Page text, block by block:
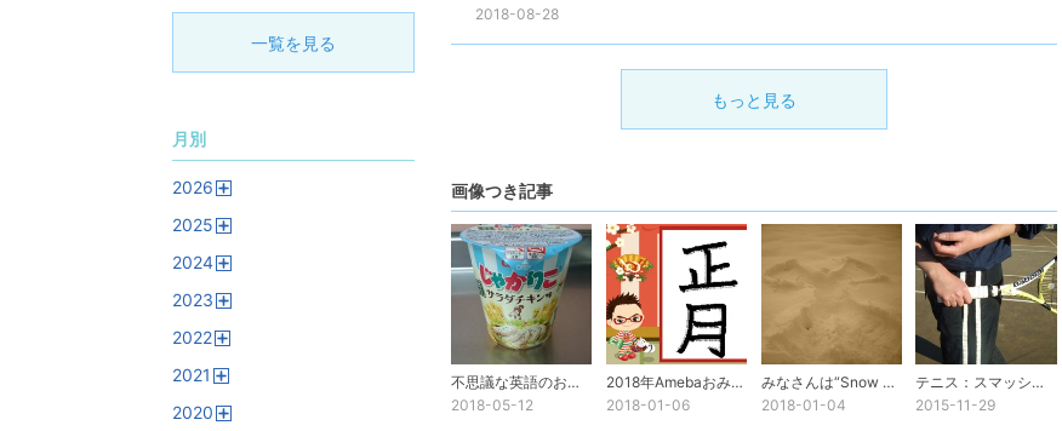
2018-08-28
もっと見る
画像つき記事
不思議な英語のお菓子
2018-05-12
2018年Amebaおみくじ
2018-01-06
みなさんは“Snow Angel”を見た事ありますか？
2018-01-04
テニス：スマッシュでケガをしないために
2015-11-29
一覧を見る
月別
2026
2025
2024
2023
2022
2021
2020